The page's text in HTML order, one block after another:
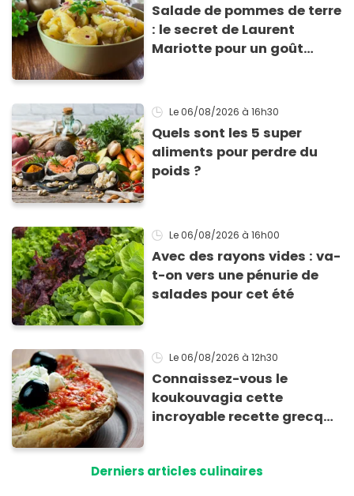
Salade de pommes de terre
: le secret de Laurent
Mariotte pour un goût
Le 06/08/2026 à 16h30
Quels sont les 5 super
aliments pour perdre du
poids ?
Le 06/08/2026 à 16h00
Avec des rayons vides : va-
t-on vers une pénurie de
salades pour cet été
Le 06/08/2026 à 12h30
Connaissez-vous le
koukouvagia cette
incroyable recette grecque
Derniers articles culinaires